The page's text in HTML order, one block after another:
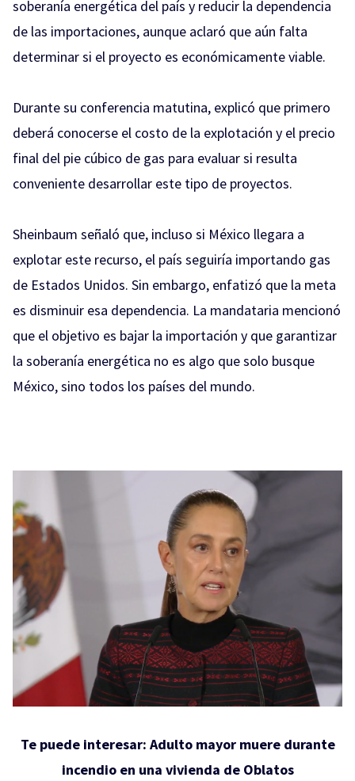
soberanía energética del país y reducir la dependencia
de las importaciones, aunque aclaró que aún falta
determinar si el proyecto es económicamente viable.
Durante su conferencia matutina, explicó que primero
deberá conocerse el costo de la explotación y el precio
final del pie cúbico de gas para evaluar si resulta
conveniente desarrollar este tipo de proyectos.
Sheinbaum señaló que, incluso si México llegara a
explotar este recurso, el país seguiría importando gas
de Estados Unidos. Sin embargo, enfatizó que la meta
es disminuir esa dependencia. La mandataria mencionó
que el objetivo es bajar la importación y que garantizar
la soberanía energética no es algo que solo busque
México, sino todos los países del mundo.
Te puede interesar: Adulto mayor muere durante
incendio en una vivienda de Oblatos